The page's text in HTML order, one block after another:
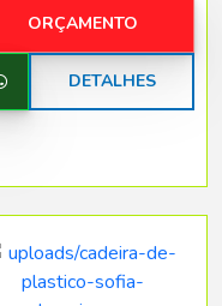
ORÇAMENTO
DETALHES